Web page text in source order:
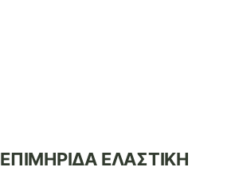
ΕΠΙΜΗΡΙΔΑ ΕΛΑΣΤΙΚΗ